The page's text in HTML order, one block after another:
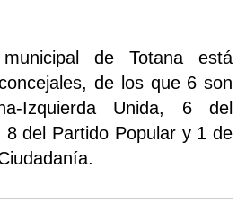
de Totana está
de los que 6 son
Izquierda Unida, 6 del
8 del Partido Popular y 1 de